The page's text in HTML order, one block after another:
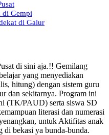
di Gempi
di Galur
di sini aja.!! Gemilang
yang menyediakan
hitung) dengan sistem guru
dan sekitarnya. Program ini
(TK/PAUD) serta siswa SD
literasi dan numerasi
untuk Aktifitas anak
di bekasi ya bunda-bunda.